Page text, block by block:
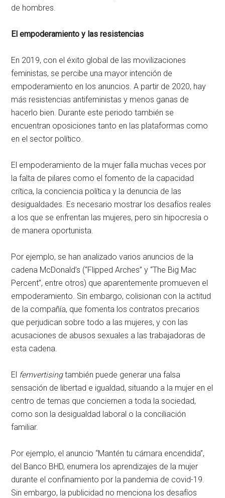
de hombres.
El empoderamiento y las resistencias
En 2019, con el éxito global de las movilizaciones
feministas, se percibe una mayor intención de
empoderamiento en los anuncios. A partir de 2020, hay
más resistencias antifeministas y menos ganas de
hacerlo bien. Durante este periodo también se
encuentran oposiciones tanto en las plataformas como
en el sector político.
El empoderamiento de la mujer falla muchas veces por
la falta de pilares como el fomento de la capacidad
crítica, la conciencia política y la denuncia de las
desigualdades. Es necesario mostrar los desafíos reales
a los que se enfrentan las mujeres, pero sin hipocresía o
de manera oportunista.
Por ejemplo, se han analizado varios anuncios de la
cadena McDonald’s (“Flipped Arches” y “The Big Mac
Percent”, entre otros) que aparentemente promueven el
empoderamiento. Sin embargo, colisionan con la actitud
de la compañía, que fomenta los contratos precarios
que perjudican sobre todo a las mujeres, y con las
acusaciones de abusos sexuales a las trabajadoras de
esta cadena.
El femvertisingtambién puede generar una falsa
sensación de libertad e igualdad, situando a la mujer en el
centro de temas que conciernen a toda la sociedad,
como son la desigualdad laboral o la conciliación
familiar.
Por ejemplo, el anuncio “Mantén tu cámara encendida”,
del Banco BHD, enumera los aprendizajes de la mujer
durante el confinamiento por la pandemia de covid-19.
Sin embargo, la publicidad no menciona los desafíos